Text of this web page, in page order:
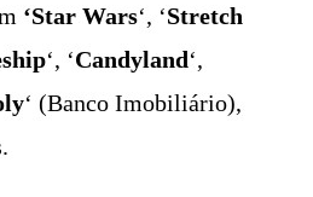
‘Star Wars‘, ‘Stretch
‘, ‘Candyland‘,
‘ (Banco Imobiliário),